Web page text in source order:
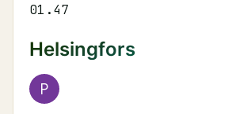
01.47
Helsingfors
P